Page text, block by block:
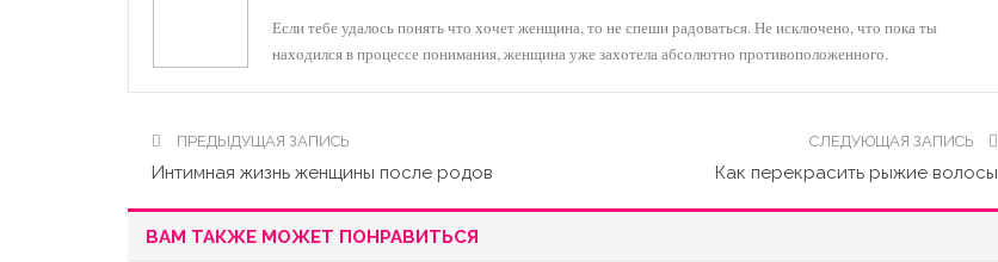
Если тебе удалось понять что хочет женщина, то не спеши радоваться. Не исключено, что пока ты
находился в процессе понимания, женщина уже захотела абсолютно противоположенного.
ПРЕДЫДУЩАЯ ЗАПИСЬ
Интимная жизнь женщины после родов
СЛЕДУЮЩАЯ ЗАПИСЬ
Как перекрасить рыжие волосы
ВАМ ТАКЖЕ МОЖЕТ ПОНРАВИТЬСЯ